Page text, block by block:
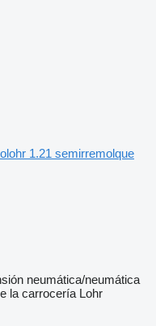
1.21 semirremolque
neumática/neumática
la carrocería Lohr